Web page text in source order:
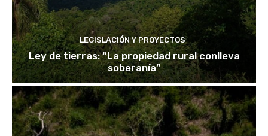
LEGISLACIÓN Y PROYECTOS
Ley de tierras: “La propiedad rural conlleva
soberanía”